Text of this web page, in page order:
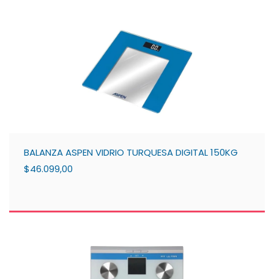
BALANZA ASPEN VIDRIO TURQUESA DIGITAL 150KG
$46.099,00